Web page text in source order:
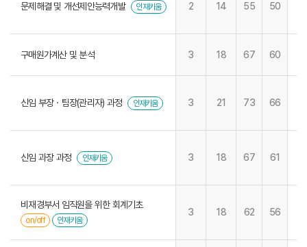
문제해결 및 개선제안능력개발 인재키움 2 14 55 50
구매원가계산 및 분석 3 18 67 60
신임 부장ㆍ팀장(관리자) 과정 인재키움 3 21 73 66
신임 과장 과정 인재키움 3 18 67 61
비재경부서 임직원을 위한 회계기초
on/off 인재키움
3 18 62 56